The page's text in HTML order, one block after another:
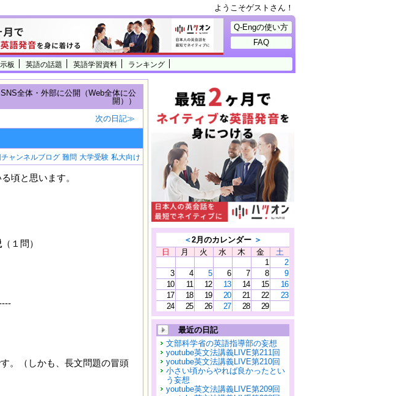
ようこそゲストさん！
板 英語の話題 英語学習資料 ランキング
Q-Engの使い方
FAQ
SNS全体・外部に公開（Web全体に公
開））
次の日記≫
チャンネルブログ 難問 大学受験 私大向け
頃と思います。
（１問）
。（しかも、長文問題の冒頭
＜2月のカレンダー ＞
日
月 火 水 木 金
土
1
2
3
4 5 6 7 8
9
10
11 12 13 14 15
16
17
18 19 20 21 22
23
24
25 26 27 28 29
最近の日記
文部科学省の英語指導部の妄想
youtube英文法講義LIVE第211回
youtube英文法講義LIVE第210回
小さい頃からやれば良かったとい
う妄想
youtube英文法講義LIVE第209回